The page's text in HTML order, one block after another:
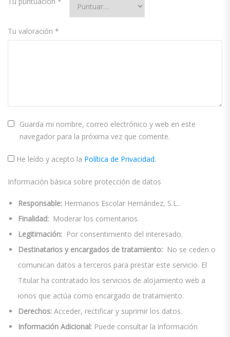
Tu valoración *
Guarda mi nombre, correo electrónico y web en este
navegador para la próxima vez que comente.
He leído y acepto la Política de Privacidad.
Información básica sobre protección de datos
Responsable: Hermanos Escolar Hernández, S.L..
Finalidad: Moderar los comentarios.
Legitimación: Por consentimiento del interesado.
Destinatarios y encargados de tratamiento: No se ceden o
comunican datos a terceros para prestar este servicio. El
Titular ha contratado los servicios de alojamiento web a
ionos que actúa como encargado de tratamiento.
Derechos: Acceder, rectificar y suprimir los datos.
Información Adicional: Puede consultar la información